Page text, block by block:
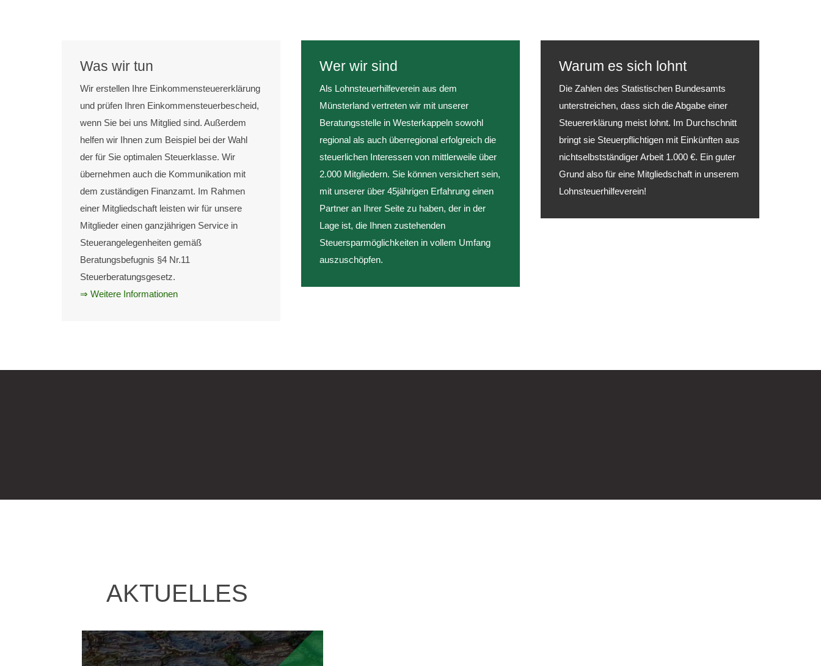
Was wir tun
Wir erstellen Ihre Einkommensteuererklärung
und prüfen Ihren Einkommensteuerbescheid,
wenn Sie bei uns Mitglied sind. Außerdem
helfen wir Ihnen zum Beispiel bei der Wahl
der für Sie optimalen Steuerklasse. Wir
übernehmen auch die Kommunikation mit
dem zuständigen Finanzamt. Im Rahmen
einer Mitgliedschaft leisten wir für unsere
Mitglieder einen ganzjährigen Service in
Steuerangelegenheiten gemäß
Beratungsbefugnis §4 Nr.11
Steuerberatungsgesetz.
⇒ Weitere Informationen
Wer wir sind
Als Lohnsteuerhilfeverein aus dem
Münsterland vertreten wir mit unserer
Beratungsstelle in Westerkappeln sowohl
regional als auch überregional erfolgreich die
steuerlichen Interessen von mittlerweile über
2.000 Mitgliedern. Sie können versichert sein,
mit unserer über 45jährigen Erfahrung einen
Partner an Ihrer Seite zu haben, der in der
Lage ist, die Ihnen zustehenden
Steuersparmöglichkeiten in vollem Umfang
auszuschöpfen.
Warum es sich lohnt
Die Zahlen des Statistischen Bundesamts
unterstreichen, dass sich die Abgabe einer
Steuererklärung meist lohnt. Im Durchschnitt
bringt sie Steuerpflichtigen mit Einkünften aus
nichtselbstständiger Arbeit 1.000 €. Ein guter
Grund also für eine Mitgliedschaft in unserem
Lohnsteuerhilfeverein!
AKTUELLES